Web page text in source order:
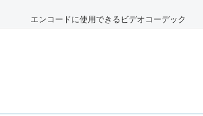
エンコードに使用できるビデオコーデック